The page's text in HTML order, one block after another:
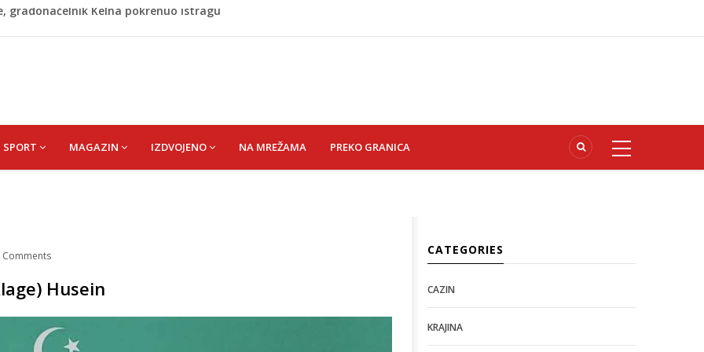
Kadira
gradonačelnik Kelna pokrenuo istragu
SPORT MAGAZIN IZDVOJENO NA MREŽAMA PREKO GRANICA
Comments
Husein
CATEGORIES
CAZIN
KRAJINA